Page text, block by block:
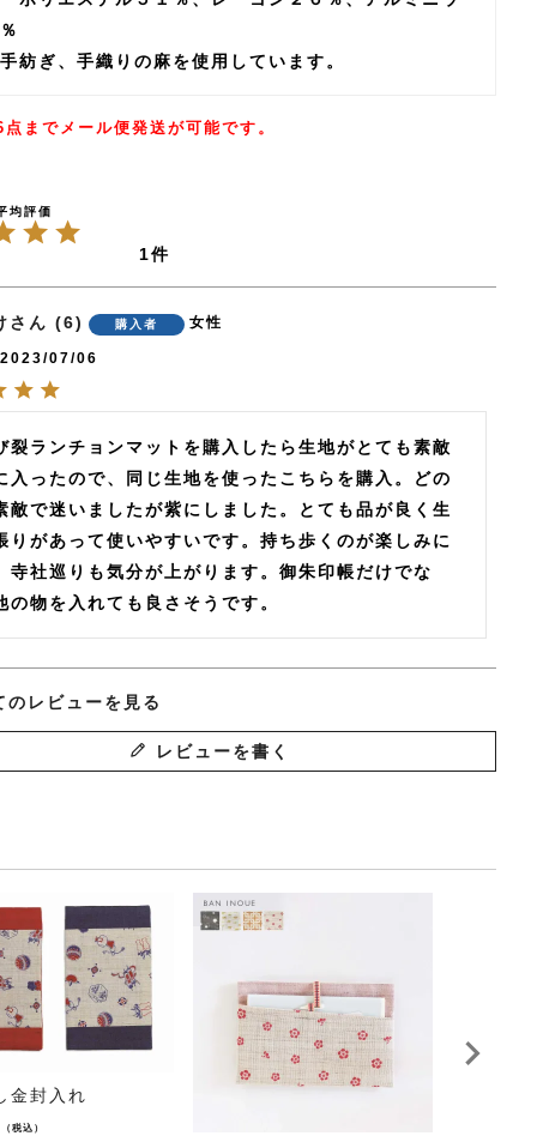
紡ぎ、手織りの麻を使用しています。
までメール便発送が可能です。
1
6 購入者 女性
2023/07/06
裂ランチョンマットを購入したら生地がとても素敵
入ったので、同じ生地を使ったこちらを購入。どの
敵で迷いましたが紫にしました。とても品が良く生
りがあって使いやすいです。持ち歩くのが楽しみに
寺社巡りも気分が上がります。御朱印帳だけでな
の物を入れても良さそうです。
のレビューを見る
レビューを書く
金封入れ
（税込）